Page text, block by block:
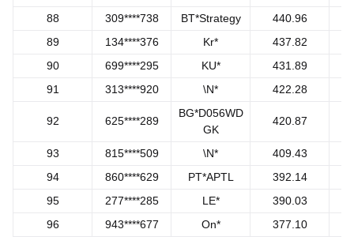
88
309****738 BT*Strategy
440.96
89
134****376 Kr*
437.82
90
699****295 KU*
431.89
91
313****920 \N* 422.28
92 625****289
BG*D056WD
GK
420.87
93 815****509 \N*
409.43
94
860****629 PT*APTL
392.14
95
277****285 LE*
390.03
96
943****677 On* 377.10